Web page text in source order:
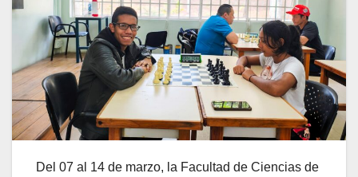
Del 07 al 14 de marzo, la Facultad de Ciencias de